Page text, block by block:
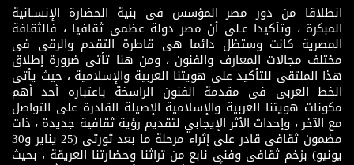
انطلاقا من دور مصر المؤسس فى بنية الحضارة الإنسـانية
المبكرة ، وتأكيدا عـلى أن مصر دولة عظمى ثقافيا ، فالثقافة
المصرية كانت وستظل دائما هى قاطرة التقدم والرقى فى
مختلف مجالات المعارف والفنون ، ومن هنا تأتى ضرورة إطلاق
هذا الملتقى للتأكيد على هويتنا العربية والإسلامية ، حيث يأتى
الخط العربى فى مقدمة الفنون الراسخة باعتباره أحد أهم
مكونات هويتنا العربية والإسلامية الإصيلة القادرة على التواصل
مع الآخر ، وإحداث الأثر الإيجابي لتقديم رؤية ثقافية جديدة ، ذات
مضمون ثقافى قادر على إثراء مرحلة ما بعد ثورتى (25 يناير و30
يونيو) بزخم ثقافى وفنى نابع من تراثنا وحضارتنا العريقة ، بحيث